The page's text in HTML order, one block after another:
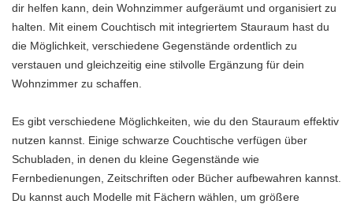
dir helfen kann, dein Wohnzimmer aufgeräumt und organisiert zu
halten. Mit einem Couchtisch mit integriertem Stauraum hast du
die Möglichkeit, verschiedene Gegenstände ordentlich zu
verstauen und gleichzeitig eine stilvolle Ergänzung für dein
Wohnzimmer zu schaffen.
Es gibt verschiedene Möglichkeiten, wie du den Stauraum effektiv
nutzen kannst. Einige schwarze Couchtische verfügen über
Schubladen, in denen du kleine Gegenstände wie
Fernbedienungen, Zeitschriften oder Bücher aufbewahren kannst.
Du kannst auch Modelle mit Fächern wählen, um größere